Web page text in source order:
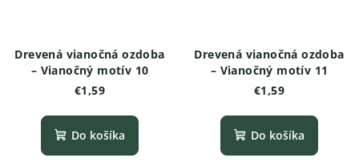
Drevená vianočná ozdoba
– Vianočný motív 10
€1,59
Do košíka
Drevená vianočná ozdoba
– Vianočný motív 11
€1,59
Do košíka